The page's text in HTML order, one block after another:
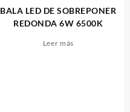
BALA LED DE SOBREPONER
REDONDA 6W 6500K
Leer más